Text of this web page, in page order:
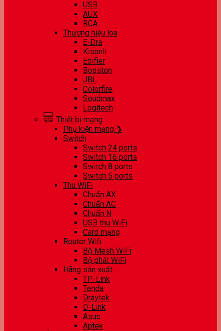
USB
AUX
RCA
Thương hiệu loa
E-Dra
Kisonli
Edifier
Bosston
JBL
Colorfire
Soudmax
Logitech
Thiết bị mạng
Phụ kiện mạng ❯
Switch
Switch 24 ports
Switch 16 ports
Switch 8 ports
Switch 5 ports
Thu WiFi
Chuẩn AX
Chuẩn AC
Chuẩn N
USB thu WiFi
Card mạng
Router Wifi
Bộ Mesh WiFi
Bộ phát WiFi
Hãng sản xuất
TP-Link
Tenda
Draytek
D-Link
Asus
Aptek